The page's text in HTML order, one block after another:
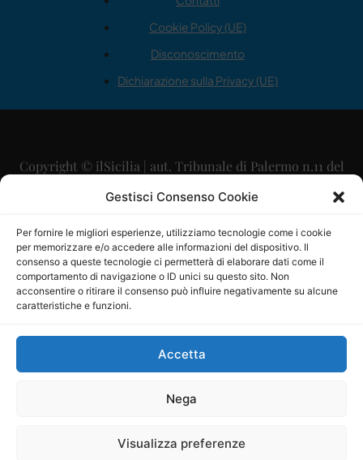
Gestisci Consenso Cookie
Per fornire le migliori esperienze, utilizziamo tecnologie come i cookie
per memorizzare e/o accedere alle informazioni del dispositivo. Il
consenso a queste tecnologie ci permetterà di elaborare dati come il
comportamento di navigazione o ID unici su questo sito. Non
acconsentire o ritirare il consenso può influire negativamente su alcune
caratteristiche e funzioni.
Accetta
Nega
Visualizza preferenze
Cookie Policy (UE)
Disconoscimento
Dichiarazione sulla Privacy (UE)
Copyright © ilSicilia | aut. Tribunale di Palermo n.11 del
29/09/2015
Direttore Editoriale: Maurizio Scaglione
Direttore Responsabile: Maria Calabrese
P.IVA: 06334930820
Mercurio Comunicazione Società Cooperativa a r.l. è
iscritta al Registro degli Operatori di Comunicazione al
Sito gestito daLa Digitale srl–info@ladigitale.it